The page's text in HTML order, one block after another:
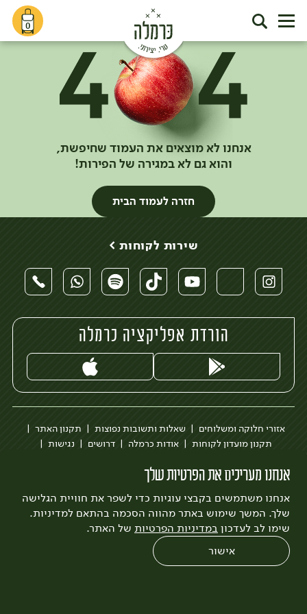
0
אנחנו לא מוצאים את העמוד שחיפשת,
והוא גם לא במגירה של הפירות!
חזרה לעמוד הבית
אנחנו מעריכים את הפרטיות שלך
אנחנו משתמשים בקבצי עוגיות כדי לשפר את חוויית הגלישה
שלך. המשך שימוש באתר מהווה הסכמה בהתאם למדיניות.
שימו לב לעדכון במדיניות הפרטיות של האתר.
אישור
שירות לקוחות >
הורדת אפליקציה כרמלה
אזורי חלוקה ומשלוחים שאלות ותשובות נפוצות
תקנון האתר
תקנון מועדון לקוחות
אודות כרמלה דרושים
נגישות
לצפייה בעדכון מדיניות פרטיות
עיצוב:3bears פיתוח:Quatro